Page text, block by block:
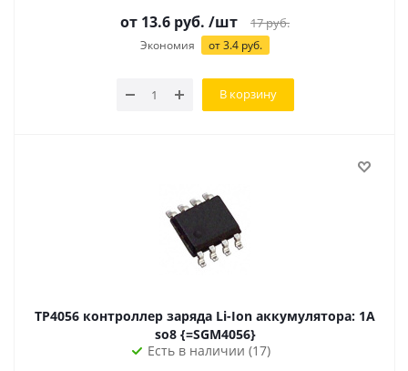
от 13.6 руб. /шт 17руб.
Экономия от 3.4 руб.
В корзину
TP4056 контроллер заряда Li-Ion аккумулятора: 1А
so8 {=SGM4056}
Есть в наличии (17)